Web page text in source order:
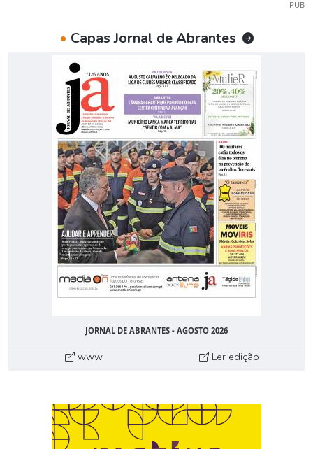
PUB
• Capas Jornal de Abrantes
JORNAL DE ABRANTES - AGOSTO 2026
www Ler edição